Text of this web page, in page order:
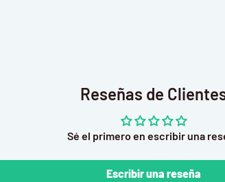
mientras
vitrinas o
diseñada para
Reseñas de
Sé el primero en escribir una
Escribir una reseña